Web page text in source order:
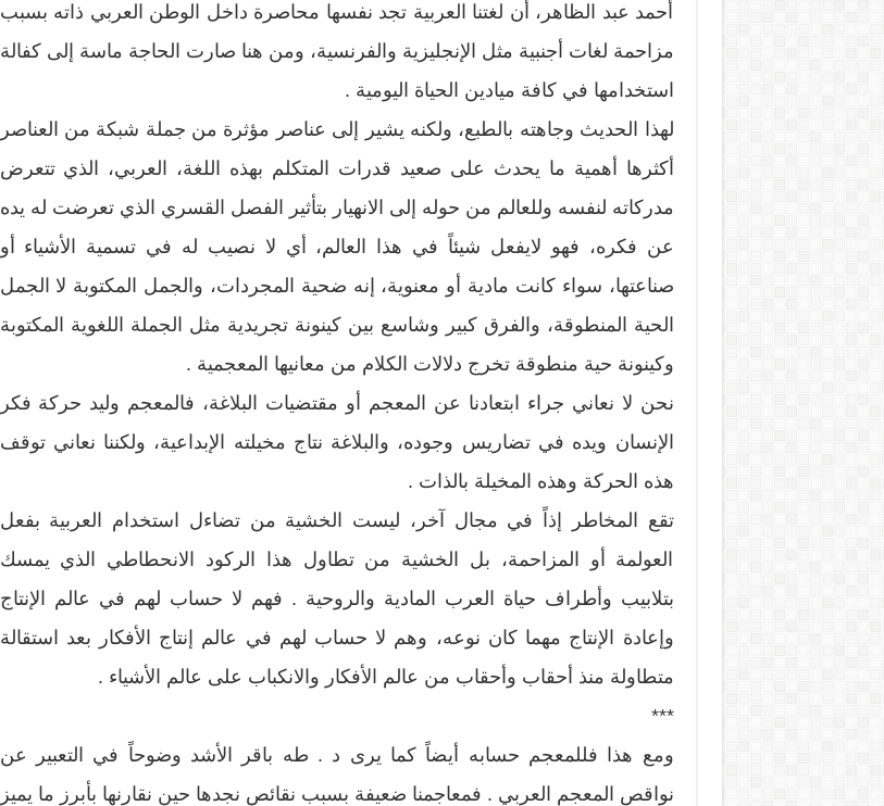
أحمد عبد الظاهر، أن لغتنا العربية تجد نفسها محاصرة داخل الوطن العربي ذاته بسبب
مزاحمة لغات أجنبية مثل الإنجليزية والفرنسية، ومن هنا صارت الحاجة ماسة إلى كفالة
استخدامها في كافة ميادين الحياة اليومية .
لهذا الحديث وجاهته بالطبع، ولكنه يشير إلى عناصر مؤثرة من جملة شبكة من العناصر
أكثرها أهمية ما يحدث على صعيد قدرات المتكلم بهذه اللغة، العربي، الذي تتعرض
مدركاته لنفسه وللعالم من حوله إلى الانهيار بتأثير الفصل القسري الذي تعرضت له يده
عن فكره، فهو لايفعل شيئاً في هذا العالم، أي لا نصيب له في تسمية الأشياء أو
صناعتها، سواء كانت مادية أو معنوية، إنه ضحية المجردات، والجمل المكتوبة لا الجمل
الحية المنطوقة، والفرق كبير وشاسع بين كينونة تجريدية مثل الجملة اللغوية المكتوبة
وكينونة حية منطوقة تخرج دلالات الكلام من معانيها المعجمية .
نحن لا نعاني جراء ابتعادنا عن المعجم أو مقتضيات البلاغة، فالمعجم وليد حركة فكر
الإنسان ويده في تضاريس وجوده، والبلاغة نتاج مخيلته الإبداعية، ولكننا نعاني توقف
هذه الحركة وهذه المخيلة بالذات .
تقع المخاطر إذاً في مجال آخر، ليست الخشية من تضاءل استخدام العربية بفعل
العولمة أو المزاحمة، بل الخشية من تطاول هذا الركود الانحطاطي الذي يمسك
بتلابيب وأطراف حياة العرب المادية والروحية . فهم لا حساب لهم في عالم الإنتاج
وإعادة الإنتاج مهما كان نوعه، وهم لا حساب لهم في عالم إنتاج الأفكار بعد استقالة
متطاولة منذ أحقاب وأحقاب من عالم الأفكار والانكباب على عالم الأشياء .
***
ومع هذا فللمعجم حسابه أيضاً كما يرى د . طه باقر الأشد وضوحاً في التعبير عن
نواقص المعجم العربي . فمعاجمنا ضعيفة بسبب نقائص نجدها حين نقارنها بأبرز ما يميز